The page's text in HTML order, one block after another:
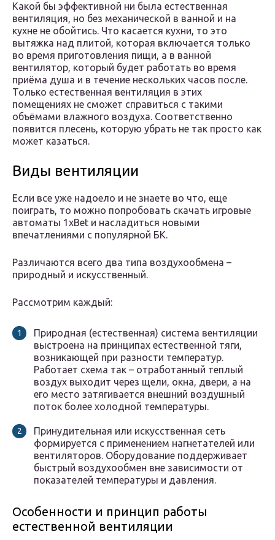
Какой бы эффективной ни была естественная
вентиляция, но без механической в ванной и на
кухне не обойтись. Что касается кухни, то это
вытяжка над плитой, которая включается только
во время приготовления пищи, а в ванной
вентилятор, который будет работать во время
приёма душа и в течение нескольких часов после.
Только естественная вентиляция в этих
помещениях не сможет справиться с такими
объёмами влажного воздуха. Соответственно
появится плесень, которую убрать не так просто как
может казаться.
Виды вентиляции
Если все уже надоело и не знаете во что, еще
поиграть, то можно попробовать скачать игровые
автоматы 1xBet и насладиться новыми
впечатлениями с популярной БК.
Различаются всего два типа воздухообмена –
природный и искусственный.
Рассмотрим каждый:
Природная (естественная) система вентиляции
выстроена на принципах естественной тяги,
возникающей при разности температур.
Работает схема так – отработанный теплый
воздух выходит через щели, окна, двери, а на
его место затягивается внешний воздушный
поток более холодной температуры.
Принудительная или искусственная сеть
формируется с применением нагнетателей или
вентиляторов. Оборудование поддерживает
быстрый воздухообмен вне зависимости от
показателей температуры и давления.
Особенности и принцип работы
естественной вентиляции